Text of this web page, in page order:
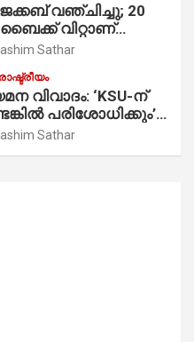
വഞ്ചിച്ചു; 20
ബൈക്ക് വിറ്റാണ്
മത്സരിച്ചത്!
വ്യക്തിപരമായ
പാര്‍ട്ടി; ഇപ്പോള്‍
എടുക്കില്ല;
ദുരനുഭവങ്ങള്‍
Sathar
രാഷ്ട്രീയം
വിവാദം: ‘KSU-ന്
പരിശോധിക്കും’;
Sathar